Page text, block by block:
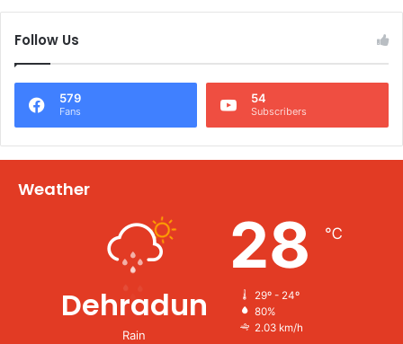
Follow Us
579
Fans
54
Subscribers
Weather
Dehradun
Rain
28 ℃
29º - 24º
80%
2.03 km/h